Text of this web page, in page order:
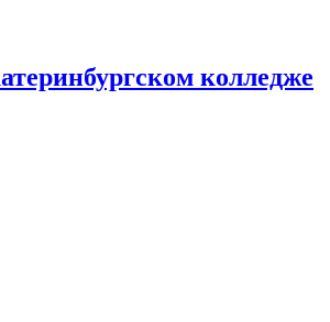
колледже